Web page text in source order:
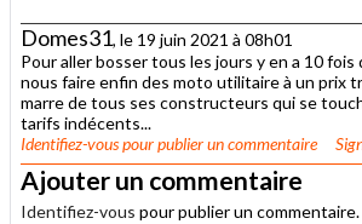
Domes31, le 19 juin 2021 à 08h01
Pour aller bosser tous les jours y en a 10
nous faire enfin des moto utilitaire à un prix
marre de tous ses constructeurs qui se
tarifs indécents...
Identifiez-vouspour publier un commentaire
Ajouter un commentaire
Identifiez-vous pour publier un commentaire.